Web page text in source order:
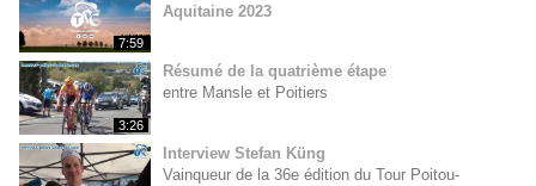
7:59
Aquitaine 2023
3:26
Résumé de la quatrième étape
entre Mansle et Poitiers
Interview Stefan Küng
Vainqueur de la 36e édition du Tour Poitou-